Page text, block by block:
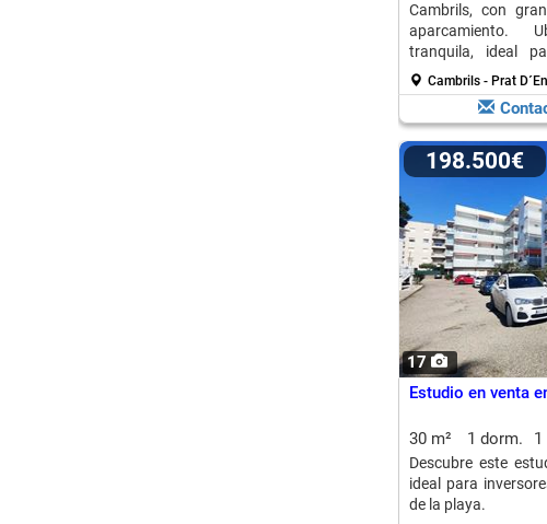
Cambrils, con
aparcamiento.
tranquila, ideal
durante todo el año.
Cambrils - Prat
17
198.500€
Estudio en venta
30 m² 1 dorm. 1
Descubre este
ideal para
de la playa.